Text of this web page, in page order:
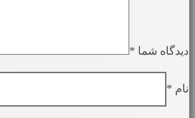
دیدگاه شما *
نام *